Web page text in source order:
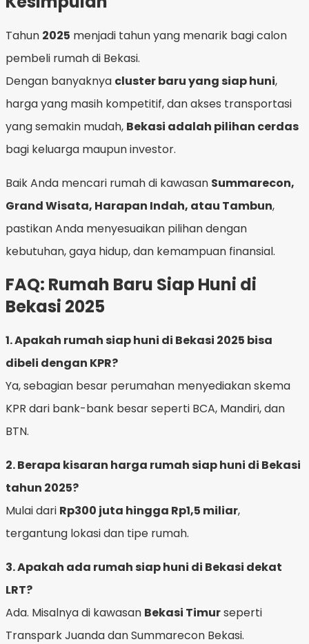
Tahun 2025 menjadi tahun yang menarik bagi calon
pembeli rumah di Bekasi.
Dengan banyaknya cluster baru yang siap huni,
harga yang masih kompetitif, dan akses transportasi
yang semakin mudah, Bekasi adalah pilihan cerdas
bagi keluarga maupun investor.
Baik Anda mencari rumah di kawasan Summarecon,
Grand Wisata, Harapan Indah, atau Tambun,
pastikan Anda menyesuaikan pilihan dengan
kebutuhan, gaya hidup, dan kemampuan finansial.
FAQ: Rumah Baru Siap Huni di
Bekasi 2025
1. Apakah rumah siap huni di Bekasi 2025 bisa
dibeli dengan KPR?
Ya, sebagian besar perumahan menyediakan skema
KPR dari bank-bank besar seperti BCA, Mandiri, dan
BTN.
2. Berapa kisaran harga rumah siap huni di Bekasi
tahun 2025?
Mulai dari Rp300 juta hingga Rp1,5 miliar,
tergantung lokasi dan tipe rumah.
3. Apakah ada rumah siap huni di Bekasi dekat
LRT?
Ada. Misalnya di kawasan Bekasi Timurseperti
Transpark Juanda dan Summarecon Bekasi.